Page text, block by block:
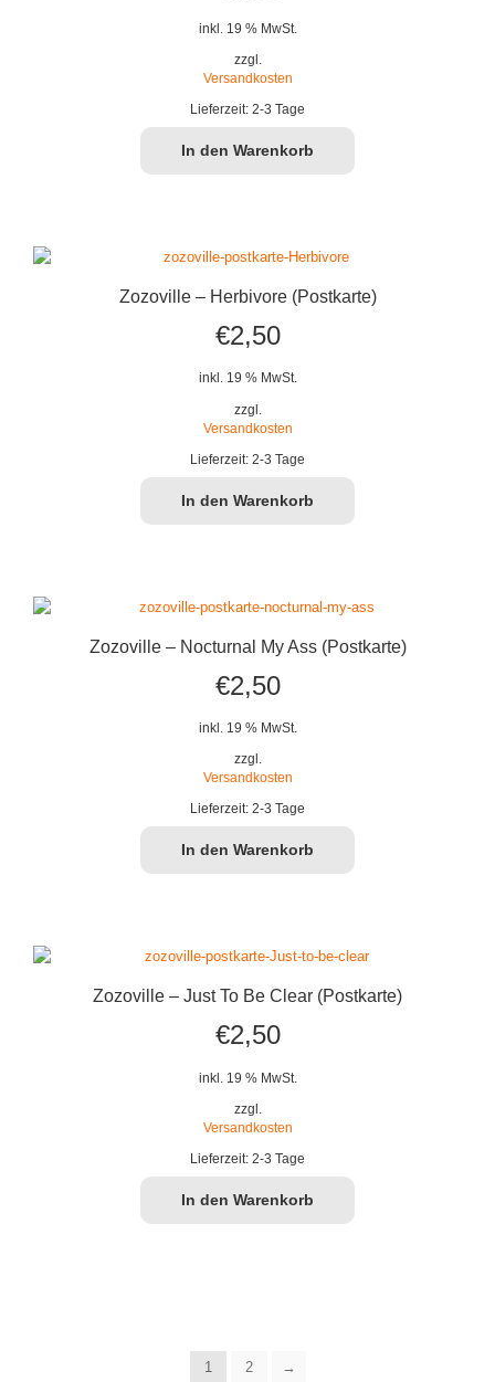
inkl. 19 % MwSt.
zzgl.
Versandkosten
Lieferzeit: 2-3 Tage
In den Warenkorb
Zozoville – Herbivore (Postkarte)
€2,50
inkl. 19 % MwSt.
zzgl.
Versandkosten
Lieferzeit: 2-3 Tage
In den Warenkorb
Zozoville – Nocturnal My Ass (Postkarte)
€2,50
inkl. 19 % MwSt.
zzgl.
Versandkosten
Lieferzeit: 2-3 Tage
In den Warenkorb
Zozoville – Just To Be Clear (Postkarte)
€2,50
inkl. 19 % MwSt.
zzgl.
Versandkosten
Lieferzeit: 2-3 Tage
In den Warenkorb
1 2 →